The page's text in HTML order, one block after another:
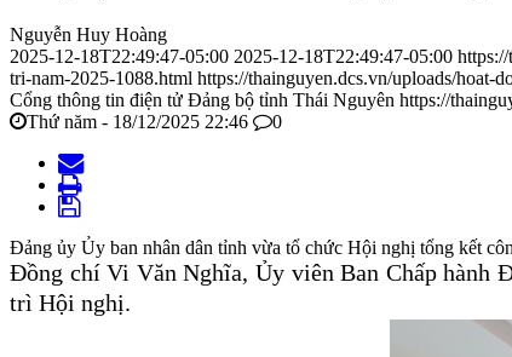
Nguyễn Huy Hoàng
2025-12-18T22:49:47-05:00 2025-12-18T22:49:47-05:00
tri-nam-2025-1088.html https://thainguyen.dcs.vn/uploads/hoat-
Cổng thông tin điện tử Đảng bộ tỉnh Thái Nguyên https://
Thứ năm - 18/12/2025 22:46
0
Đảng ủy Ủy ban nhân dân tỉnh vừa tổ chức Hội nghị tổng kết
Đồng chí Vi Văn Nghĩa, Ủy viên Ban Chấp hành
trì Hội nghị.